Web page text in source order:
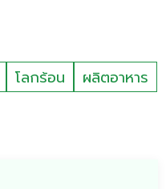
โลกร้อน
ผลิตอาหาร